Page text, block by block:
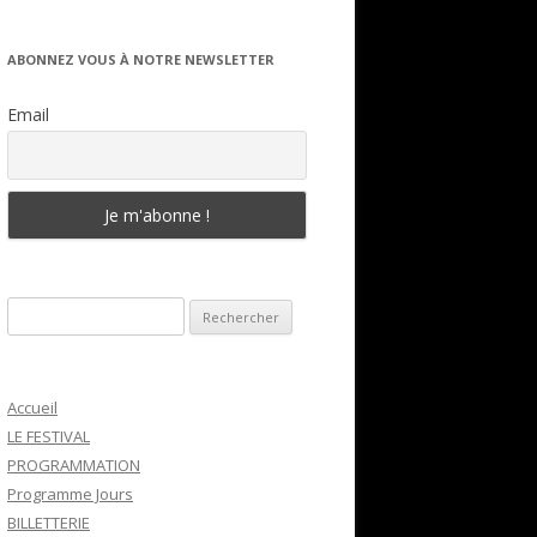
ABONNEZ VOUS À NOTRE NEWSLETTER
Email
Accueil
LE FESTIVAL
PROGRAMMATION
Programme Jours
BILLETTERIE